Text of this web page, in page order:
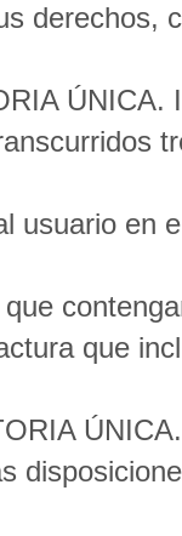
derechos,
ÚNICA.
usuario en
que